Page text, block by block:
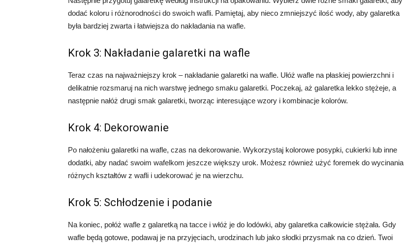
dodać koloru i różnorodności do swoich wafli. Pamiętaj, aby nieco zmniejszyć ilość wody, aby galaretka
była bardziej zwarta i łatwiejsza do nakładania na wafle.
Krok 3: Nakładanie galaretki na wafle
Teraz czas na najważniejszy krok – nakładanie galaretki na wafle. Ułóż wafle na płaskiej powierzchni i
delikatnie rozsmaruj na nich warstwę jednego smaku galaretki. Poczekaj, aż galaretka lekko stężeje, a
następnie nałóż drugi smak galaretki, tworząc interesujące wzory i kombinacje kolorów.
Krok 4: Dekorowanie
Po nałożeniu galaretki na wafle, czas na dekorowanie. Wykorzystaj kolorowe posypki, cukierki lub inne
dodatki, aby nadać swoim wafelkom jeszcze większy urok. Możesz również użyć foremek do wycinania
różnych kształtów z wafli i udekorować je na wierzchu.
Krok 5: Schłodzenie i podanie
Na koniec, połóż wafle z galaretką na tacce i włóż je do lodówki, aby galaretka całkowicie stężała. Gdy
wafle będą gotowe, podawaj je na przyjęciach, urodzinach lub jako słodki przysmak na co dzień. Twoi